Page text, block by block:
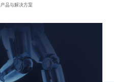
产品与解决方案